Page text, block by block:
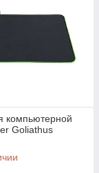
компьютерной
Goliathus